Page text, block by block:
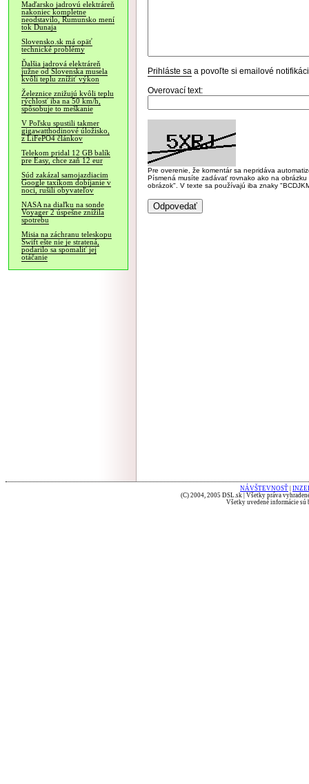
Maďarsko jadrovú elektráreň
nakoniec kompletne
neodstavilo, Rumunsko mení
tok Dunaja
Slovensko.sk má opäť
technické problémy
Ďalšia jadrová elektráreň
južne od Slovenska musela
kvôli teplu znížiť výkon
Železnice znižujú kvôli teplu
rýchlosť iba na 50 km/h,
spôsobuje to meškanie
V Poľsku spustili takmer
gigawatthodinové úložisko,
z LiFePO4 článkov
Telekom pridal 12 GB balík
pre Easy, chce zaň 12 eur
Súd zakázal samojazdiacim
Google taxíkom dobíjanie v
noci, rušili obyvateľov
NASA na diaľku na sonde
Voyager 2 úspešne znížila
spotrebu
Misia na záchranu teleskopu
Swift ešte nie je stratená,
podarilo sa spomaliť jej
otáčanie
Prihláste sa a povoľte si emailové
Overovací text:
Pre overenie, že komentár sa nepridáva
Písmená musíte zadávať rovnako ako na
obrázok". V texte sa používajú iba znaky
NÁVŠTEVNOSŤ
(C) 2004, 2005 DSL.sk | Všetky práva
Všetky uvedené informácie sú